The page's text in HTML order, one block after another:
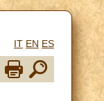
IT EN ES